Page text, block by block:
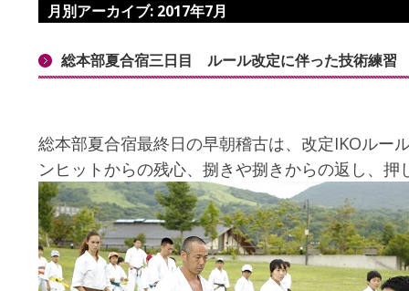
月別アーカイブ: 2017年7月
総本部夏合宿三日目 ルール改定に伴った技術練習
総本部夏合宿最終日の早朝稽古は、改定IKOルー
ンヒットからの残心、捌きや捌きからの返し、押